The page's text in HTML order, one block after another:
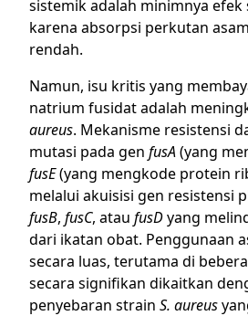
sistemik adalah minimnya
karena absorpsi perkutan
rendah.
Namun, isu kritis yang
natrium fusidat adalah
aureus. Mekanisme resistensi
mutasi pada gen fusA(yang
fusE(yang mengkode protein
melalui akuisisi gen resistensi
fusB, fusC, atau fusDyang
dari ikatan obat. Penggunaan
secara luas, terutama di
secara signifikan dikaitkan
penyebaran strain S. aureus